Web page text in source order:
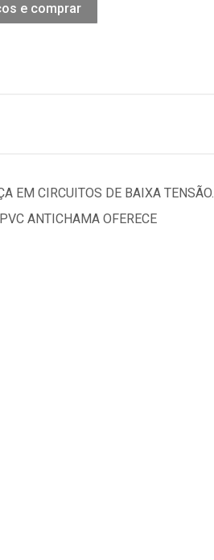
e comprar
EM CIRCUITOS DE BAIXA TENSÃO.
ANTICHAMA OFERECE